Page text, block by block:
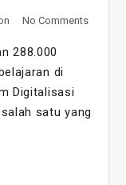
No Comments
288.000
di
Digitalisasi
satu yang